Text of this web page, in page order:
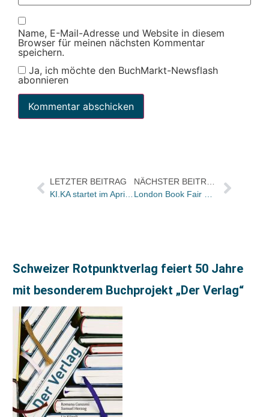
Name, E-Mail-Adresse und Website in diesem
Browser für meinen nächsten Kommentar
speichern.
Ja, ich möchte den BuchMarkt-Newsflash
abonnieren
LETZTER BEITRAG
KI.KA startet im April erste Literatursendung für Kinder
Schweizer Rotpunktverlag feiert 50 Jahre
mit besonderem Buchprojekt „Der Verlag“